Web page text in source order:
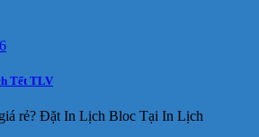
Tết TLV
rẻ? Đặt In Lịch Bloc Tại In Lịch